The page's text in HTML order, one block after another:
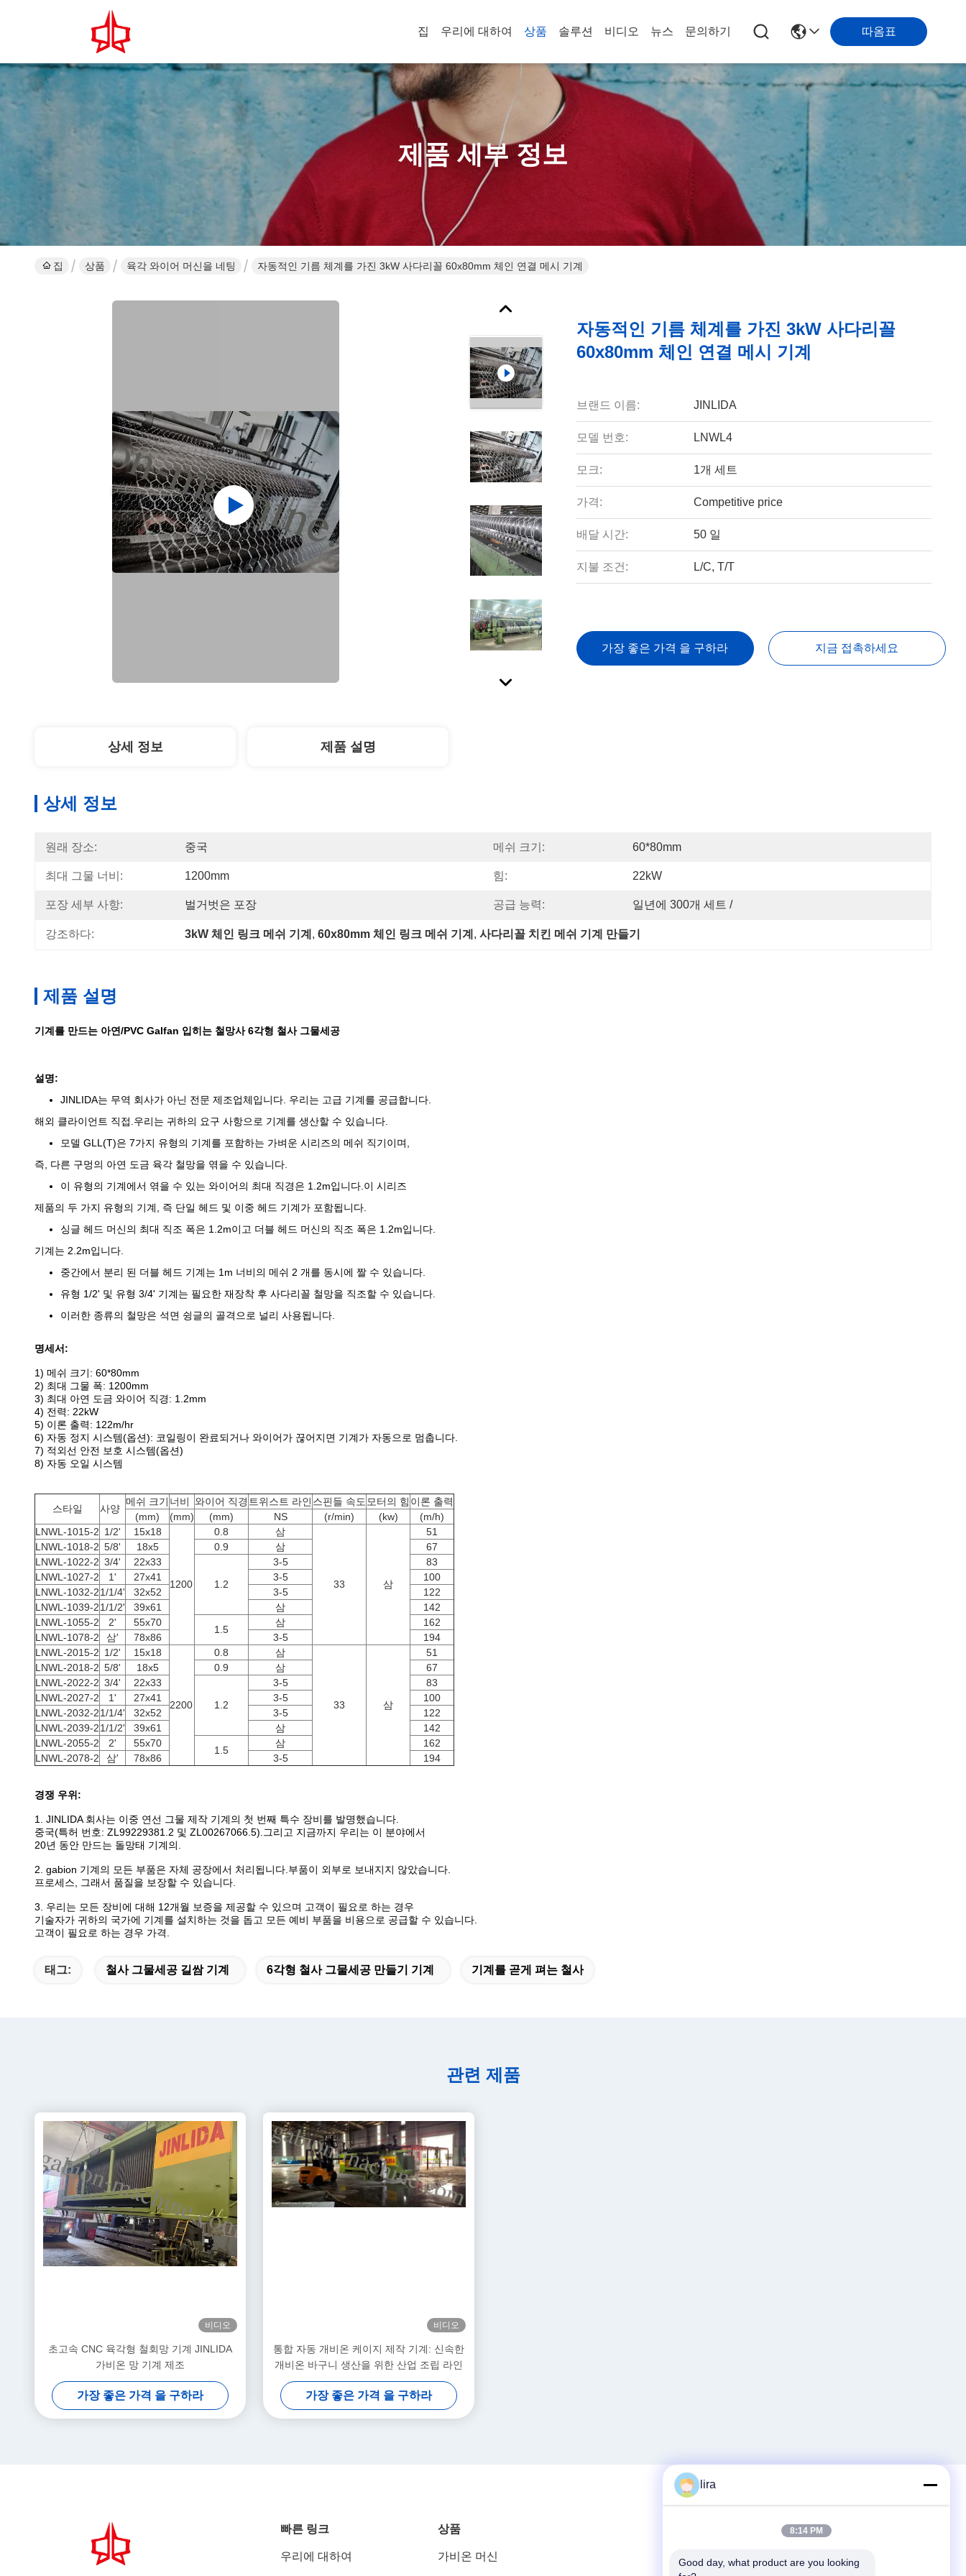
집 우리에 대하여 상품 솔루션 비디오 뉴스 문의하기 따옴표
제품 세부 정보
집 상품 육각 와이어 머신을 네팅 자동적인 기름 체계를 가진 3kW 사다리꼴 60x80mm 체인 연결 메시 기계
자동적인 기름 체계를 가진 3kW 사다리꼴
60x80mm 체인 연결 메시 기계
브랜드 이름: JINLIDA
모델 번호: LNWL4
모크: 1개 세트
가격: Competitive price
배달 시간: 50 일
지불 조건: L/C, T/T
가장 좋은 가격 을 구하라 지금 접촉하세요
상세 정보 제품 설명
상세 정보
원래 장소: 중국 메쉬 크기: 60*80mm
최대 그물 너비: 1200mm 힘: 22kW
포장 세부 사항: 벌거벗은 포장 공급 능력: 일년에 300개 세트 /
강조하다: 3kW 체인 링크 메쉬 기계 , 60x80mm 체인 링크 메쉬 기계 , 사다리꼴 치킨 메쉬 기계 만들기
제품 설명
기계를 만드는 아연/PVC Galfan 입히는 철망사 6각형 철사 그물세공
설명:
JINLIDA는 무역 회사가 아닌 전문 제조업체입니다. 우리는 고급 기계를 공급합니다.
해외 클라이언트 직접.우리는 귀하의 요구 사항으로 기계를 생산할 수 있습니다.
모델 GLL(T)은 7가지 유형의 기계를 포함하는 가벼운 시리즈의 메쉬 직기이며,
즉, 다른 구멍의 아연 도금 육각 철망을 엮을 수 있습니다.
이 유형의 기계에서 엮을 수 있는 와이어의 최대 직경은 1.2m입니다.이 시리즈
제품의 두 가지 유형의 기계, 즉 단일 헤드 및 이중 헤드 기계가 포함됩니다.
싱글 헤드 머신의 최대 직조 폭은 1.2m이고 더블 헤드 머신의 직조 폭은 1.2m입니다.
기계는 2.2m입니다.
중간에서 분리 된 더블 헤드 기계는 1m 너비의 메쉬 2 개를 동시에 짤 수 있습니다.
유형 1/2' 및 유형 3/4' 기계는 필요한 재장착 후 사다리꼴 철망을 직조할 수 있습니다.
이러한 종류의 철망은 석면 슁글의 골격으로 널리 사용됩니다.
명세서:
1) 메쉬 크기: 60*80mm
2) 최대 그물 폭: 1200mm
3) 최대 아연 도금 와이어 직경: 1.2mm
4) 전력: 22kW
5) 이론 출력: 122m/hr
6) 자동 정지 시스템(옵션): 코일링이 완료되거나 와이어가 끊어지면 기계가 자동으로 멈춥니다.
7) 적외선 안전 보호 시스템(옵션)
8) 자동 오일 시스템
스타일 사양
메쉬 크기 너비 와이어 직경 트위스트 라인 스핀들 속도 모터의 힘 이론 출력
(mm)
(mm) (mm) NS (r/min) (kw)
(m/h)
LNWL-1015-2 1/2' 15x18
1200
0.8 삼
33 삼
51
LNWL-1018-2 5/8' 18x5 0.9 삼
67
LNWL-1022-2 3/4'
22x33
1.2
3-5
83
LNWL-1027-2
1' 27x41 3-5
100
LNWL-1032-21/1/4' 32x52 3-5
122
LNWL-1039-21/1/2' 39x61 삼
142
LNWL-1055-2
2' 55x70
1.5
삼
162
LNWL-1078-2
삼' 78x86 3-5
194
LNWL-2015-2 1/2' 15x18
2200
0.8 삼
33 삼
51
LNWL-2018-2 5/8' 18x5 0.9 삼
67
LNWL-2022-2 3/4'
22x33
1.2
3-5
83
LNWL-2027-2
1' 27x41 3-5
100
LNWL-2032-21/1/4' 32x52 3-5
122
LNWL-2039-21/1/2' 39x61 삼
142
LNWL-2055-2
2' 55x70
1.5
삼
162
LNWL-2078-2
삼' 78x86 3-5 194
경쟁 우위:
1. JINLIDA 회사는 이중 연선 그물 제작 기계의 첫 번째 특수 장비를 발명했습니다.
중국(특허 번호: ZL99229381.2 및 ZL00267066.5).그리고 지금까지 우리는 이 분야에서
20년 동안 만드는 돌망태 기계의.
2. gabion 기계의 모든 부품은 자체 공장에서 처리됩니다.부품이 외부로 보내지지 않았습니다.
프로세스, 그래서 품질을 보장할 수 있습니다.
3. 우리는 모든 장비에 대해 12개월 보증을 제공할 수 있으며 고객이 필요로 하는 경우
기술자가 귀하의 국가에 기계를 설치하는 것을 돕고 모든 예비 부품을 비용으로 공급할 수 있습니다.
고객이 필요로 하는 경우 가격.
태그: 철사 그물세공 길쌈 기계 6각형 철사 그물세공 만들기 기계 기계를 곧게 펴는 철사
관련 제품
비디오
초고속 CNC 육각형 철회망 기계 JINLIDA
가비온 망 기계 제조
가장 좋은 가격 을 구하라
비디오
통합 자동 개비온 케이지 제작 기계: 신속한
개비온 바구니 생산을 위한 산업 조립 라인
가장 좋은 가격 을 구하라
빠른 링크
우리에 대하여
상품
가비온 머신 Tel
lira
8:14 PM
Good day, what product are you looking